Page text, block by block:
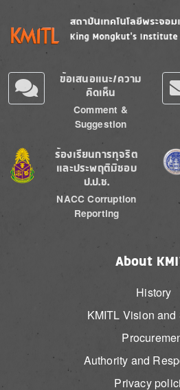
Image
ข้อเสนอแนะ/ความ
คิดเห็น
Comment &
Suggestion
Image
ร้องเรียนการทุจริต
และประพฤติมิชอบ
ป.ป.ช.
NACC Corruption
Reporting
About
History
KMITL Vision and
Authority and
Privacy